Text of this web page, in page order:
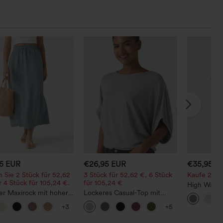
EUR
Sie 2 Stück für 52,62
4 Stück für 105,24 €.
Maxirock mit hoher
Kordelzug in
+3
€26,95 EUR
3 Stück für 52,62 €, 6 Stück
für 105,24 €
Lockeres Casual-Top mit
Rundhalsausschnitt und
Fledermausärmeln
+5
€35,95
Kaufe 2,
High
Straight